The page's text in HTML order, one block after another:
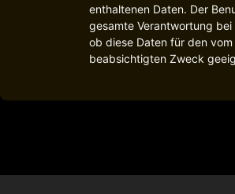
enthaltenen Daten. Der
gesamte Verantwortung bei
ob diese Daten für den
beabsichtigten Zweck